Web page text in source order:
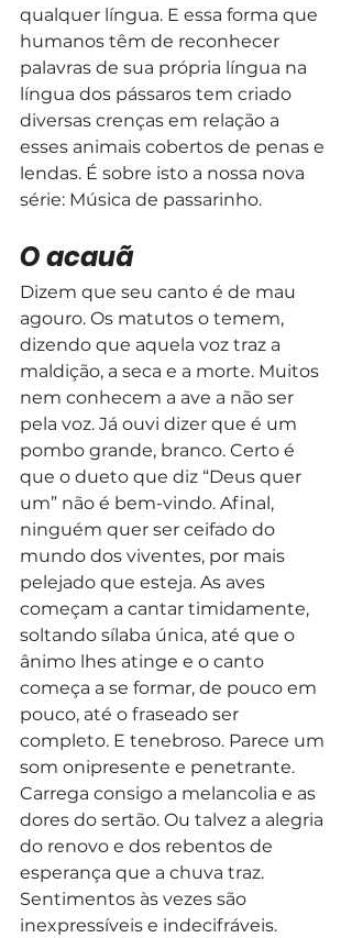
qualquer língua. E essa forma que
humanos têm de reconhecer
palavras de sua própria língua na
língua dos pássaros tem criado
diversas crenças em relação a
esses animais cobertos de penas e
lendas. É sobre isto a nossa nova
série: Música de passarinho.
O acauã
Dizem que seu canto é de mau
agouro. Os matutos o temem,
dizendo que aquela voz traz a
maldição, a seca e a morte. Muitos
nem conhecem a ave a não ser
pela voz. Já ouvi dizer que é um
pombo grande, branco. Certo é
que o dueto que diz “Deus quer
um” não é bem-vindo. Afinal,
ninguém quer ser ceifado do
mundo dos viventes, por mais
pelejado que esteja. As aves
começam a cantar timidamente,
soltando sílaba única, até que o
ânimo lhes atinge e o canto
começa a se formar, de pouco em
pouco, até o fraseado ser
completo. E tenebroso. Parece um
som onipresente e penetrante.
Carrega consigo a melancolia e as
dores do sertão. Ou talvez a alegria
do renovo e dos rebentos de
esperança que a chuva traz.
Sentimentos às vezes são
inexpressíveis e indecifráveis.